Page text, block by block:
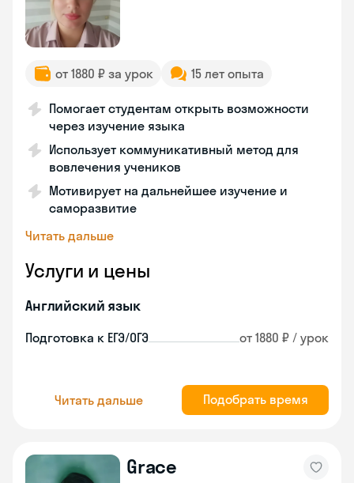
от 1880 ₽ за урок 15 лет опыта
Помогает студентам открыть возможности
через изучение языка
Использует коммуникативный метод для
вовлечения учеников
Мотивирует на дальнейшее изучение и
саморазвитие
Читать дальше
Услуги и цены
Английский язык
Подготовка к ЕГЭ/ОГЭ от 1880 ₽ / урок
Читать дальше Подобрать время
Grace